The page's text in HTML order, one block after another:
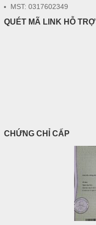
MST: 0317602349
QUÉT MÃ LINK HỖ TRỢ
CHỨNG CHỈ CẤP